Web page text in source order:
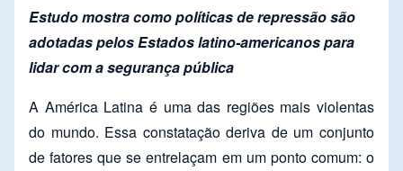
Estudo mostra como políticas de repressão são
adotadas pelos Estados latino-americanos para
lidar com a segurança pública
A América Latina é uma das regiões mais violentas
do mundo. Essa constatação deriva de um conjunto
de fatores que se entrelaçam em um ponto comum: o